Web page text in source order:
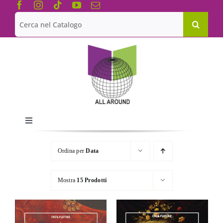
Salta
contenuto
Cerca
per:
Toggle
Navigation
Chi siamo
Le Collane
Catalogo
Ordina perData
Mostra 15 Prodotti